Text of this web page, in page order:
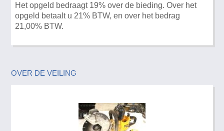
Het opgeld bedraagt 19% over de bieding. Over het
opgeld betaalt u 21% BTW, en over het bedrag
21,00% BTW.
OVER DE VEILING